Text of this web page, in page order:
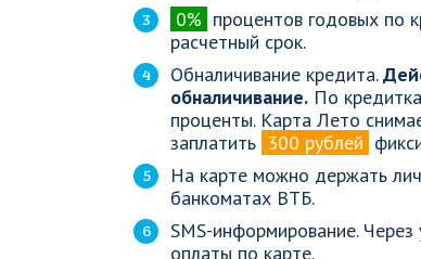
0% процентов годовых по
расчетный срок.
Обналичивание кредита.
обналичивание. По
проценты. Карта Лето
заплатить 300 рублей
На карте можно держать
банкоматах ВТБ.
SMS-информирование.
оплаты по карте.